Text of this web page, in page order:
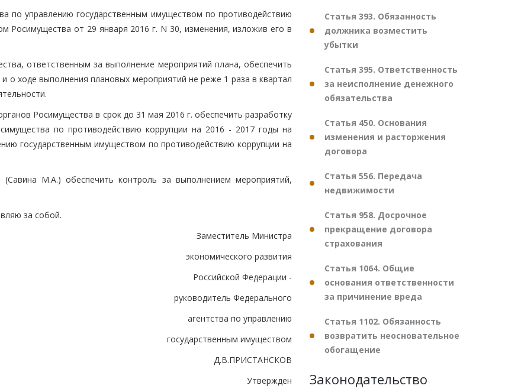
по управлению государственным имуществом по противодействию
Росимущества от 29 января 2016 г. N 30, изменения, изложив его в
ответственным за выполнение мероприятий плана, обеспечить
о ходе выполнения плановых мероприятий не реже 1 раза в квартал
Росимущества в срок до 31 мая 2016 г. обеспечить разработку
по противодействию коррупции на 2016 - 2017 годы на
государственным имуществом по противодействию коррупции на
М.А.) обеспечить контроль за выполнением мероприятий,
за собой.
Заместитель Министра
экономического развития
Российской Федерации -
руководитель Федерального
агентства по управлению
государственным имуществом
Д.В.ПРИСТАНСКОВ
Утвержден
Статья 393. Обязанность
должника возместить
убытки
Статья 395. Ответственность
за неисполнение денежного
обязательства
Статья 450. Основания
изменения и расторжения
договора
Статья 556. Передача
недвижимости
Статья 958. Досрочное
прекращение договора
страхования
Статья 1064. Общие
основания ответственности
за причинение вреда
Статья 1102. Обязанность
возвратить неосновательное
обогащение
Законодательство